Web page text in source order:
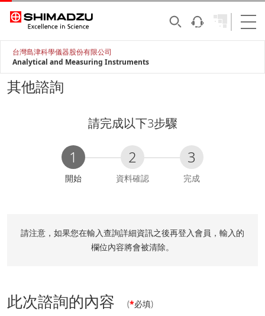
台灣島津科學儀器股份有限公司
Analytical and Measuring Instruments
其他諮詢
請完成以下3步驟
1
C
e
n
開始
2
資料確認
3
完成
請注意，如果您在輸入查詢詳細資訊之後再登入會員，輸入的
欄位內容將會被清除。
此次諮詢的內容 (*必填)